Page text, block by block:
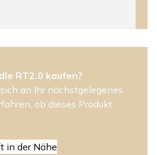
RT2.0 kaufen?
an Ihr nächstgelegenes
ob dieses Produkt
in der Nähe